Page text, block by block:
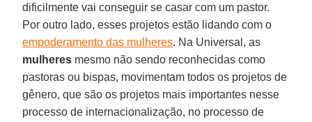
dificilmente vai conseguir se casar com um pastor.
Por outro lado, esses projetos estão lidando com o
empoderamento das mulheres. Na Universal, as
mulheres mesmo não sendo reconhecidas como
pastoras ou bispas, movimentam todos os projetos de
gênero, que são os projetos mais importantes nesse
processo de internacionalização, no processo de